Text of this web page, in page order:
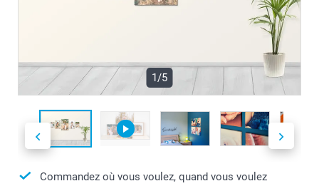
1/5
Commandez où vous voulez, quand vous voulez